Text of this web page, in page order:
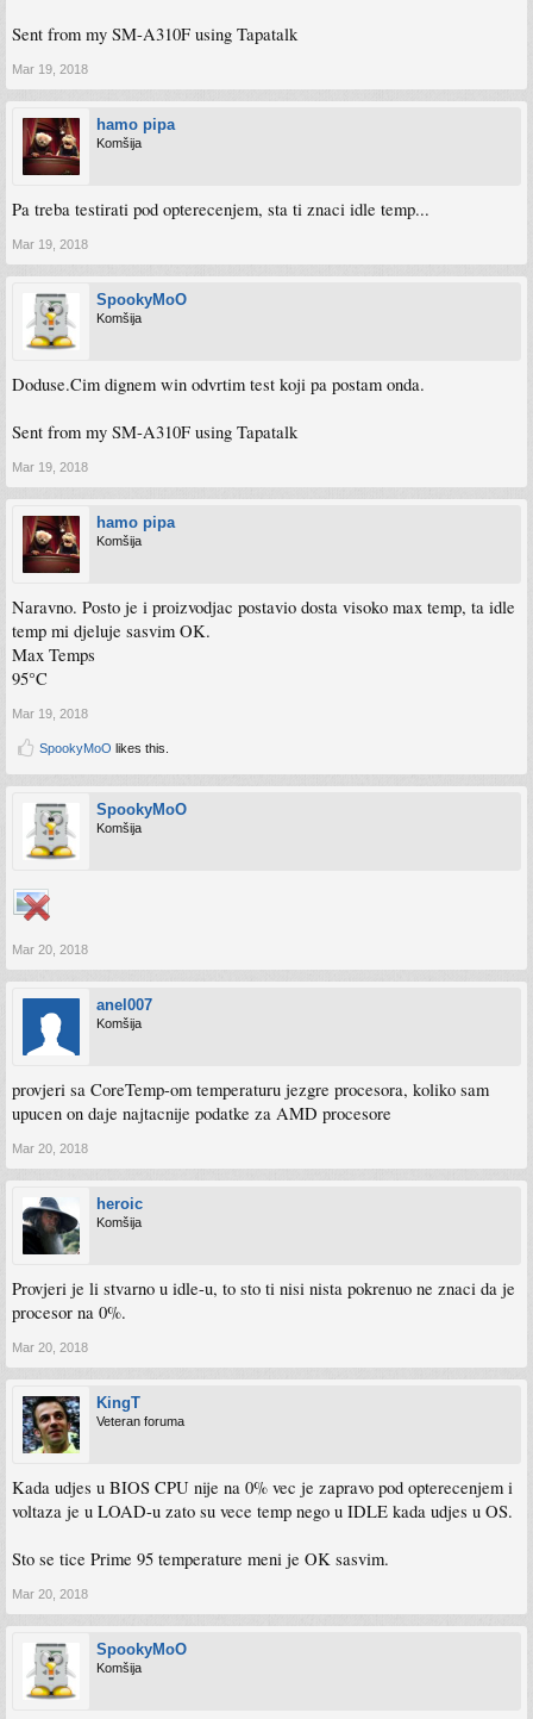
Sent from my SM-A310F using Tapatalk
Mar 19, 2018
hamo pipa
Komšija
Pa treba testirati pod opterecenjem, sta ti znaci idle temp...
Mar 19, 2018
SpookyMoO
Komšija
Doduse.Cim dignem win odvrtim test koji pa postam onda.
Sent from my SM-A310F using Tapatalk
Mar 19, 2018
hamo pipa
Komšija
Naravno. Posto je i proizvodjac postavio dosta visoko max temp, ta idle
temp mi djeluje sasvim OK.
Max Temps
95°C
Mar 19, 2018
SpookyMoO likes this.
SpookyMoO
Komšija
Mar 20, 2018
anel007
Komšija
provjeri sa CoreTemp-om temperaturu jezgre procesora, koliko sam
upucen on daje najtacnije podatke za AMD procesore
Mar 20, 2018
heroic
Komšija
Provjeri je li stvarno u idle-u, to sto ti nisi nista pokrenuo ne znaci da je
procesor na 0%.
Mar 20, 2018
KingT
Veteran foruma
Kada udjes u BIOS CPU nije na 0% vec je zapravo pod opterecenjem i
voltaza je u LOAD-u zato su vece temp nego u IDLE kada udjes u OS.
Sto se tice Prime 95 temperature meni je OK sasvim.
Mar 20, 2018
SpookyMoO
Komšija